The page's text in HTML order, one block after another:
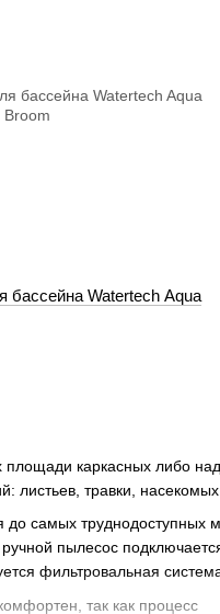
площади каркасных либо
листьев, травки ,
до самых труднодоступных
пылесос
фильтровальная
так как процесс
бассейна Watertech Aqua